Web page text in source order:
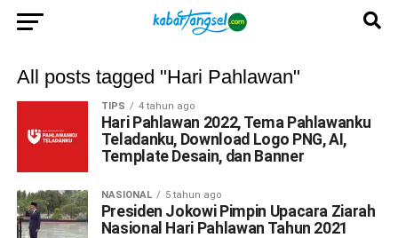
All posts tagged "Hari Pahlawan"
TIPS 4 tahun ago
Hari Pahlawan 2022, Tema Pahlawanku
Teladanku, Download Logo PNG, AI,
Template Desain, dan Banner
NASIONAL 5 tahun ago
Presiden Jokowi Pimpin Upacara Ziarah
Nasional Hari Pahlawan Tahun 2021